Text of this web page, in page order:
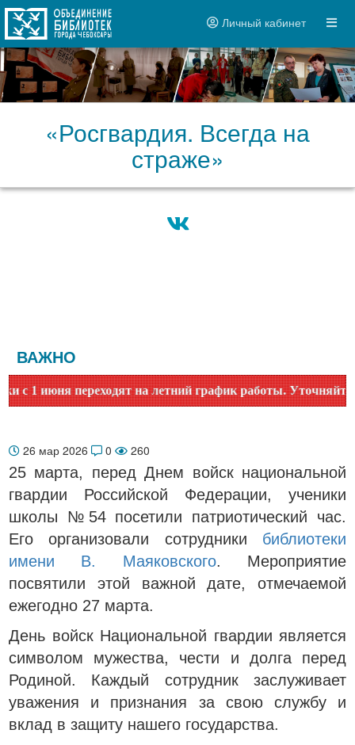
Личный кабинет
«Росгвардия. Всегда на
страже»
ВАЖНО
июня переходят на летний график работы. Уточняйте
26 мар 2026 0 260
25 марта, перед Днем войск национальной
гвардии Российской Федерации, ученики
школы №54 посетили патриотический час.
Его организовали сотрудники библиотеки
имени В. Маяковского. Мероприятие
посвятили этой важной дате, отмечаемой
ежегодно 27 марта.
День войск Национальной гвардии является
символом мужества, чести и долга перед
Родиной. Каждый сотрудник заслуживает
уважения и признания за свою службу и
вклад в защиту нашего государства.